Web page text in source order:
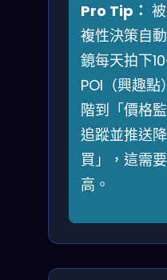
Pro Tip：
複性決策自
鏡每天拍下
POI（興趣
階到「價格
追蹤並推送
買」，這需
高。